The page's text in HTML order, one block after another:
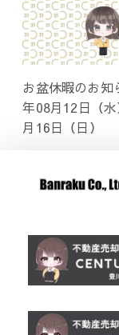
お盆休暇のお知
年08月12日（
月16日（日）